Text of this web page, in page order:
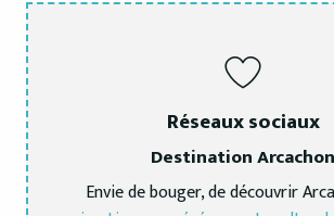
Réseaux sociaux
Destination Arcachon
Envie de bouger, de découvrir